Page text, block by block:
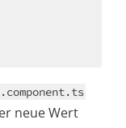
neue Wert